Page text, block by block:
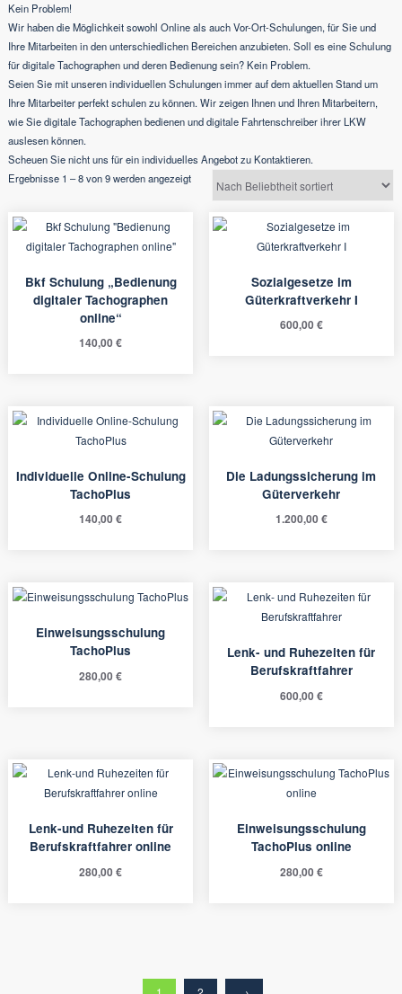
Kein Problem!
Wir haben die Möglichkeit sowohl Online als auch Vor-Ort-Schulungen, für Sie und
Ihre Mitarbeiten in den unterschiedlichen Bereichen anzubieten. Soll es eine Schulung
für digitale Tachographen und deren Bedienung sein? Kein Problem.
Seien Sie mit unseren individuellen Schulungen immer auf dem aktuellen Stand um
Ihre Mitarbeiter perfekt schulen zu können. Wir zeigen Ihnen und Ihren Mitarbeitern,
wie Sie digitale Tachographen bedienen und digitale Fahrtenschreiber ihrer LKW
auslesen können.
Scheuen Sie nicht uns für ein individuelles Angebot zu Kontaktieren.
Ergebnisse 1 – 8 von 9 werden angezeigtNach
sortiert
Bkf Schulung „Bedienung
digitaler Tachographen
online“
140,00€
Sozialgesetze im
Güterkraftverkehr I
600,00€
Individuelle Online-Schulung
TachoPlus
140,00€
Die Ladungssicherung im
Güterverkehr
1.200,00€
Einweisungsschulung
TachoPlus
280,00€
Lenk- und Ruhezeiten für
Berufskraftfahrer
600,00€
Lenk-und Ruhezeiten für
Berufskraftfahrer online
280,00€
Einweisungsschulung
TachoPlus online
280,00€